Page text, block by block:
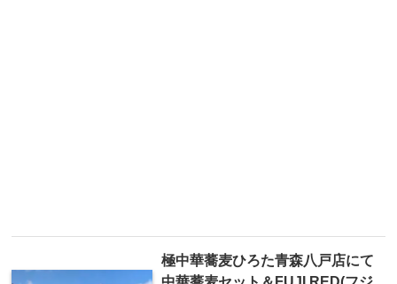
極中華蕎麦ひろた青森八戸店にて